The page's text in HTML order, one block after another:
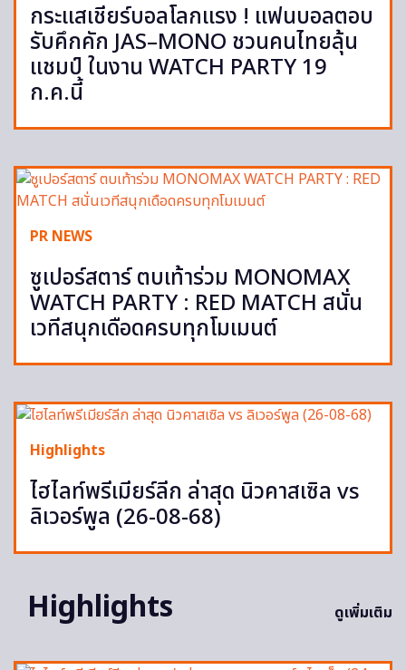
กระแสเชียร์บอลโลกแรง ! แฟนบอลตอบ
รับคึกคัก JAS–MONO ชวนคนไทยลุ้น
แชมป์ ในงาน WATCH PARTY 19
ก.ค.นี้
PR NEWS
ซูเปอร์สตาร์ ตบเท้าร่วม MONOMAX
WATCH PARTY : RED MATCH สนั่น
เวทีสนุกเดือดครบทุกโมเมนต์
Highlights
ไฮไลท์พรีเมียร์ลีก ล่าสุด นิวคาสเซิล vs
ลิเวอร์พูล (26-08-68)
Highlights ดูเพิ่มเติม